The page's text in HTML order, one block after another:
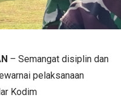
– Semangat disiplin dan
pelaksanaan
Kodim